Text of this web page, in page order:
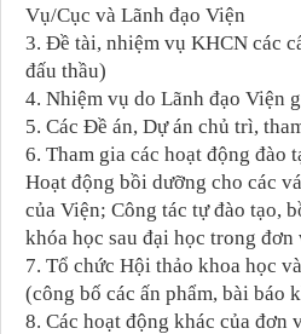
Vụ/Cục và Lãnh đạo Viện
3. Đề tài, nhiệm vụ KHCN các
đấu thầu)
4. Nhiệm vụ do Lãnh đạo Viện
5. Các Đề án, Dự án chủ trì,
6. Tham gia các hoạt động đào
Hoạt động bồi dưỡng cho các
của Viện; Công tác tự đào tạo,
khóa học sau đại học trong đơn
7. Tổ chức Hội thảo khoa học
(công bố các ấn phẩm, bài báo
8. Các hoạt động khác của đơn